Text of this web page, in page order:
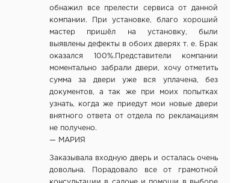
Verda ЗАО "ПО Одинцово", г. Москва
ОАО "Стройдетали" г. Вилейка
ОАО Лесплитинвест, СПБ, Россия
ООО "Вудрев" г. Мозырь
ООО "Прима Порта", Минск
СООО Исток- Инвест, г. Минск
ЧТУП "Ньюдор", г. Минск
ОДО «Беллесизделие», г. Минск
Фабрика дверей "Ростра", Москва
обнажил все прелести сервиса от данной
компании. При установке, благо хороший
мастер пришёл на установку, были
выявлены дефекты в обоих дверях т. е. Брак
оказался 100%.Представители компании
моментально забрали двери, хочу отметить
сумма за двери уже вся уплачена, без
документов, а так же при моих попытках
узнать, когда же приедут мои новые двери
внятного ответа от отдела по рекламациям
не получено.
— МАРИЯ
Заказывала входную дверь и осталась очень
довольна. Порадовало все от грамотной